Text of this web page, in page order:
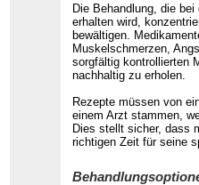
Die Behandlung, die
erhalten wird,
bewältigen.
Muskelschmerzen,
sorgfältig kontrollierten
nachhaltig zu erholen.
Rezepte müssen von
einem Arzt stammen,
Dies stellt sicher, dass
richtigen Zeit für seine